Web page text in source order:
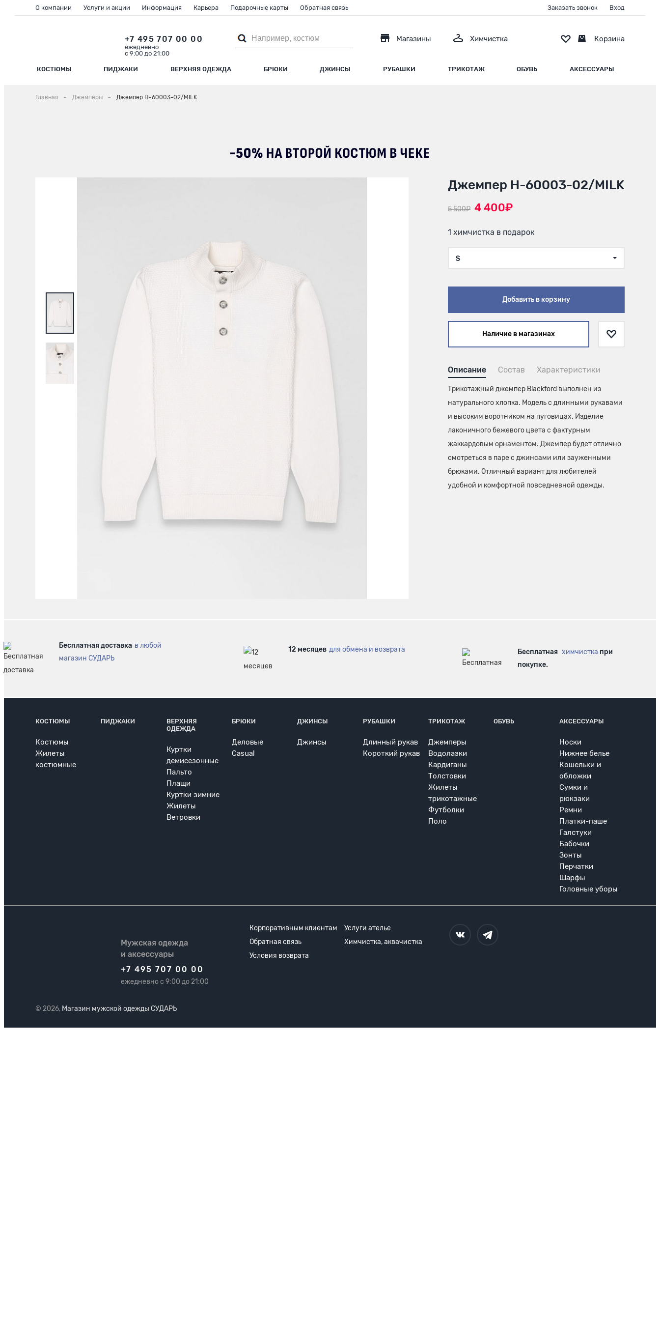
КОСТЮМЫ ПИДЖАКИ ВЕРХНЯЯ ОДЕЖДА БРЮКИ ДЖИНСЫ РУБАШКИ ТРИКОТАЖ ОБУВЬ АКСЕССУАРЫ
+7 495 707 00 00
ежедневно
с 9:00 до 21:00
Магазины Химчистка
О компании Услуги и акции Информация Карьера Подарочные карты Обратная связь Заказать звонок Вход
Корзина
Главная Джемперы Джемпер H-60003-02/MILK
Джемпер H-60003-02/MILK
5 500₽ 4 400₽
1 химчистка в подарок
S
Добавить в корзину
Наличие в магазинах
Описание Состав Характеристики
Трикотажный джемпер Blackford выполнен из
натурального хлопка. Модель с длинными рукавами
и высоким воротником на пуговицах. Изделие
лаконичного бежевого цвета с фактурным
жаккардовым орнаментом. Джемпер будет отлично
смотреться в паре с джинсами или зауженными
брюками. Отличный вариант для любителей
удобной и комфортной повседневной одежды.
Бесплатная доставка в любой
магазин СУДАРЬ
12 месяцев для обмена и возврата Бесплатная химчистка при
покупке.
КОСТЮМЫ
Костюмы
Жилеты
костюмные
ПИДЖАКИ
ВЕРХНЯЯ
ОДЕЖДА
Куртки
демисезонные
Пальто
Плащи
Куртки зимние
Жилеты
Ветровки
БРЮКИ
Деловые
Casual
ДЖИНСЫ
Джинсы
РУБАШКИ
Длинный рукав
Короткий рукав
ТРИКОТАЖ
Джемперы
Водолазки
Кардиганы
Толстовки
Жилеты
трикотажные
Футболки
Поло
ОБУВЬ АКСЕССУАРЫ
Носки
Нижнее белье
Кошельки и
обложки
Сумки и
рюкзаки
Ремни
Платки-паше
Галстуки
Бабочки
Зонты
Перчатки
Шарфы
Головные уборы
Мужская одежда
и аксессуары
+7 495 707 00 00
ежедневно с 9:00 до 21:00
Корпоративным клиентам
Услуги ателье
Обратная связь
Химчистка, аквачистка
Условия возврата
© 2026, Магазин мужской одежды СУДАРЬ